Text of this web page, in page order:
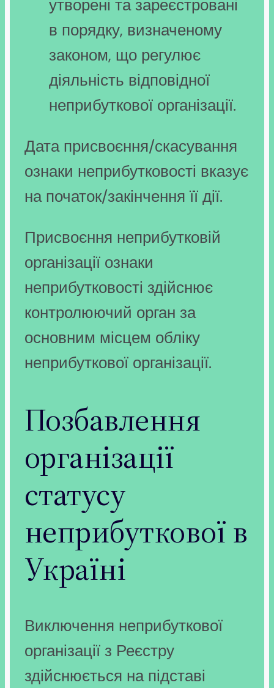
утворені та зареєстровані
в порядку, визначеному
законом, що регулює
діяльність відповідної
неприбуткової організації.
Дата присвоєння/скасування
ознаки неприбутковості вказує
на початок/закінчення її дії.
Присвоєння неприбутковій
організації ознаки
неприбутковості здійснює
контролюючий орган за
основним місцем обліку
неприбуткової організації.
Позбавлення
організації
статусу
неприбуткової в
Україні
Виключення неприбуткової
організації з Реєстру
здійснюється на підставі